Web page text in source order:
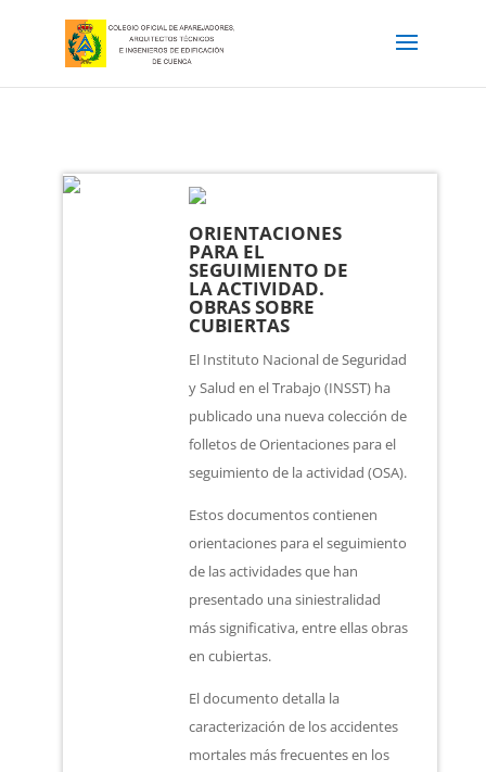
ORIENTACIONES
PARA EL
SEGUIMIENTO DE
LA ACTIVIDAD.
OBRAS SOBRE
CUBIERTAS
El Instituto Nacional de Seguridad
y Salud en el Trabajo (INSST) ha
publicado una nueva colección de
folletos de Orientaciones para el
seguimiento de la actividad (OSA).
Estos documentos contienen
orientaciones para el seguimiento
de las actividades que han
presentado una siniestralidad
más significativa, entre ellas obras
en cubiertas.
El documento detalla la
caracterización de los accidentes
mortales más frecuentes en los